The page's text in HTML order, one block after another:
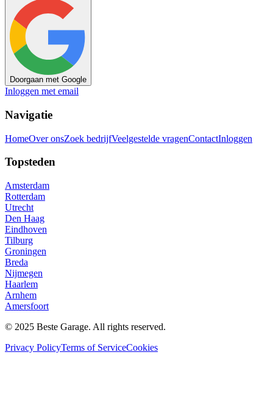
Doorgaan met Google
Inloggen met email
Navigatie
HomeOver onsZoek bedrijfVeelgestelde vragenContactInloggen
Topsteden
Amsterdam
Rotterdam
Utrecht
Den Haag
Eindhoven
Tilburg
Groningen
Breda
Nijmegen
Haarlem
Arnhem
Amersfoort
© 2025 Beste Garage. All rights reserved.
Privacy PolicyTerms of ServiceCookies